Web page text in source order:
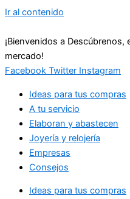
Ir al contenido
¡Bienvenidos a
mercado!
Facebook Twitter Instagram
Ideas para tus compras
A tu servicio
Elaboran y abastecen
Joyería y relojería
Empresas
Consejos
Ideas para tus compras